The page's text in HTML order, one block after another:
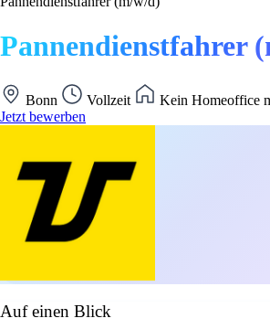
Pannendienstfahrer
Bonn Vollzeit
Kein Homeoffice
Jetzt bewerben
Auf einen Blick